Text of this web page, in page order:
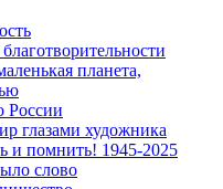
планета,
России
глазами художника
и помнить! 1945-2025
слово